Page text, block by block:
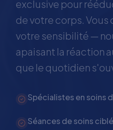
exclusive pour
de votre corps. Vous
votre sensibilité —
apaisant la réaction
que le quotidien
Spécialistes en soins
Séances de soins